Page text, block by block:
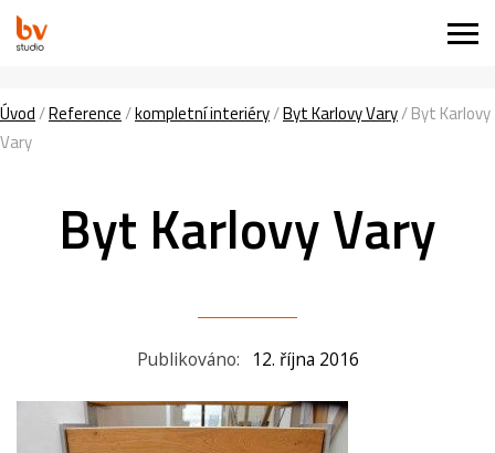
Úvod/Reference/kompletní interiéry/Byt Karlovy Vary/Byt Karlovy
Vary
Byt Karlovy Vary
Publikováno: 12. října 2016